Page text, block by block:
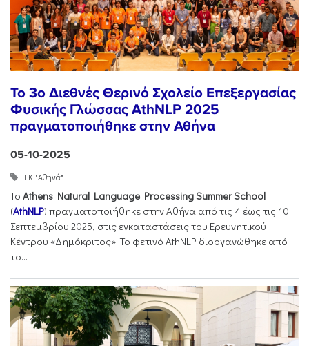
Το 3ο Διεθνές Θερινό Σχολείο Επεξεργασίας
Φυσικής Γλώσσας AthNLP 2025
πραγματοποιήθηκε στην Αθήνα
05-10-2025
ΕΚ "Αθηνά"
Το Athens Natural Language Processing Summer School
(AthNLP) πραγματοποιήθηκε στην Αθήνα από τις 4 έως τις 10
Σεπτεμβρίου 2025, στις εγκαταστάσεις του Ερευνητικού
Κέντρου «Δημόκριτος». Το φετινό AthNLP διοργανώθηκε από
το...